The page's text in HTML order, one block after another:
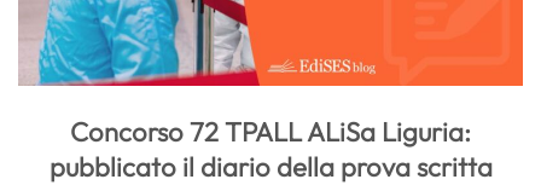
Concorso 72 TPALL ALiSa Liguria:
pubblicato il diario della prova scritta